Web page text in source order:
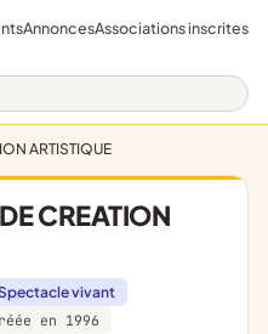
AnnoncesAssociations inscrites
ARTISTIQUE
CREATION
vivant
en 1996